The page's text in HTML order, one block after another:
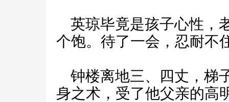
英琼毕竟是孩子心性，
个饱。待了一会，忍耐不
钟楼离地三、四丈，梯
身之术，受了他父亲的高